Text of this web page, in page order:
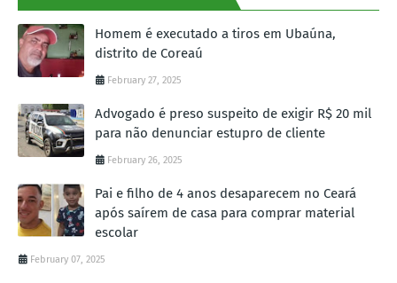
Homem é executado a tiros em Ubaúna,
distrito de Coreaú
February 27, 2025
Advogado é preso suspeito de exigir R$ 20 mil
para não denunciar estupro de cliente
February 26, 2025
Pai e filho de 4 anos desaparecem no Ceará
após saírem de casa para comprar material
escolar
February 07, 2025